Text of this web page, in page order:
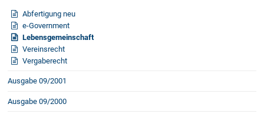
Abfertigung neu
e-Government
Lebensgemeinschaft
Vereinsrecht
Vergaberecht
Ausgabe 09/2001
Ausgabe 09/2000